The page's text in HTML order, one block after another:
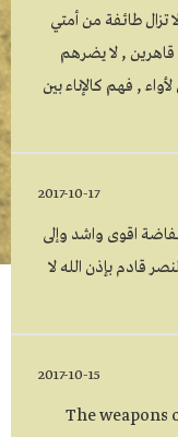
تزال طائفة من أمتي
, لا يضرهم
, فهم كالإناء بين
2017-10-17
اقوى واشد وإلى
قادم بإذن الله لا
2017-10-15
The weapons